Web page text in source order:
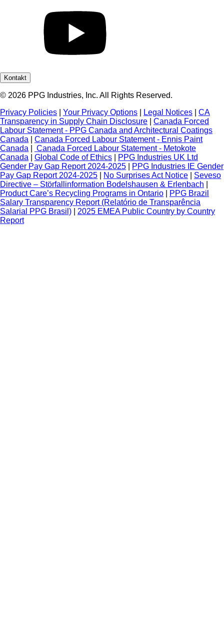
Kontakt
© 2026 PPG Industries, Inc. All Rights Reserved.
Privacy Policies
Your Privacy Options Legal Notices
CA
Transparency in Supply Chain Disclosure
Canada Forced
Labour Statement - PPG Canada and Architectural Coatings
Canada
Canada Forced Labour Statement - Ennis Paint
Canada
Canada Forced Labour Statement - Metokote
Canada
Global Code of Ethics
PPG Industries UK Ltd
Gender Pay Gap Report 2024-2025
PPG Industries IE Gender
Pay Gap Report 2024-2025
No Surprises Act Notice
Seveso
Directive – Störfallinformation Bodelshausen & Erlenbach
Product Care’s Recycling Programs in Ontario
PPG Brazil
Salary Transparency Report (Relatório de Transparência
Salarial PPG Brasil)
2025 EMEA Public Country by Country
Report